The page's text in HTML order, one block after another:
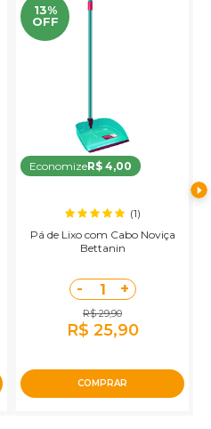
13%
OFF
EconomizeR$ 4,00
(1)
Pá de Lixo com Cabo Noviça
Bettanin
- 1 +
R$ 29,90
R$ 25,90
COMPRAR